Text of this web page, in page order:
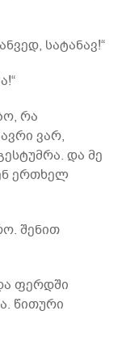
სატანავ!“
რა
ვარ,
და მე
ერთხელ
შენით
ფერდში
წითური